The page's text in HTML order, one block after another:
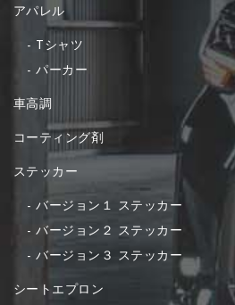
アパレル
Tシャツ
パーカー
車高調
コーティング剤
ステッカー
バージョン１ ステッカー
バージョン２ ステッカー
バージョン３ ステッカー
シートエプロン